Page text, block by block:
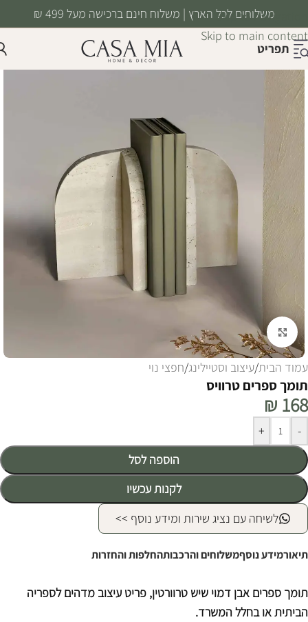
Skip to navigation
Skip to main content
משלוחים לכל הארץ | משלוח חינם ברכישה מעל 499 ₪
תפריט
לחצו להגדלה
עמוד הבית/עיצוב וסטיילינג/חפצי נוי
תומך ספרים טרוויס
₪ 168
-
+
הוספה לסל
לקנות עכשיו
Alternative:
לשיחה עם נציג שירות ומידע נוסף >>
תיאורמידע נוסףמשלוחים והרכבותהחלפות והחזרות
תומך ספרים אבן דמוי שיש טרוורטין, פריט עיצוב מדהים לספריה
הביתית או בחלל המשרד.